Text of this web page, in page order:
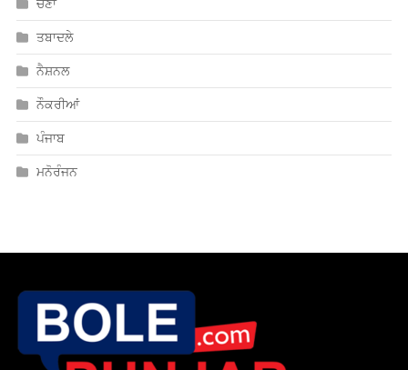
ਚੋਣਾਂ
ਤਬਾਦਲੇ
ਨੈਸ਼ਨਲ
ਨੌਕਰੀਆਂ
ਪੰਜਾਬ
ਮਨੋਰੰਜਨ